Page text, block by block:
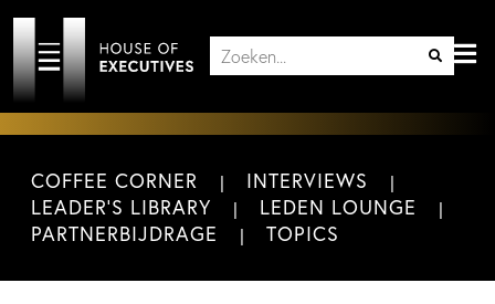
COFFEE CORNER
INTERVIEWS
LEADER'S LIBRARY
LEDEN LOUNGE
PARTNERBIJDRAGE
TOPICS